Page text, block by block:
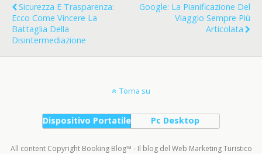
Sicurezza E Trasparenza:
Ecco Come Vincere La
Battaglia Della
Disintermediazione
Google: La Pianificazione Del
Viaggio Sempre Più
Articolata
Torna su
Dispositivo Portatile Pc Desktop
All content Copyright Booking Blog™ - Il blog del Web Marketing Turistico